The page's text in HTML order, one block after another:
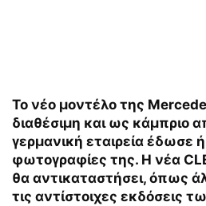
Το νέο μοντέλο της
διαθέσιμη και ως κάμπριο
γερμανική εταιρεία έδωσε
φωτογραφίες της. Η νέα
θα αντικαταστήσει, όπως
τις αντίστοιχες εκδόσεις